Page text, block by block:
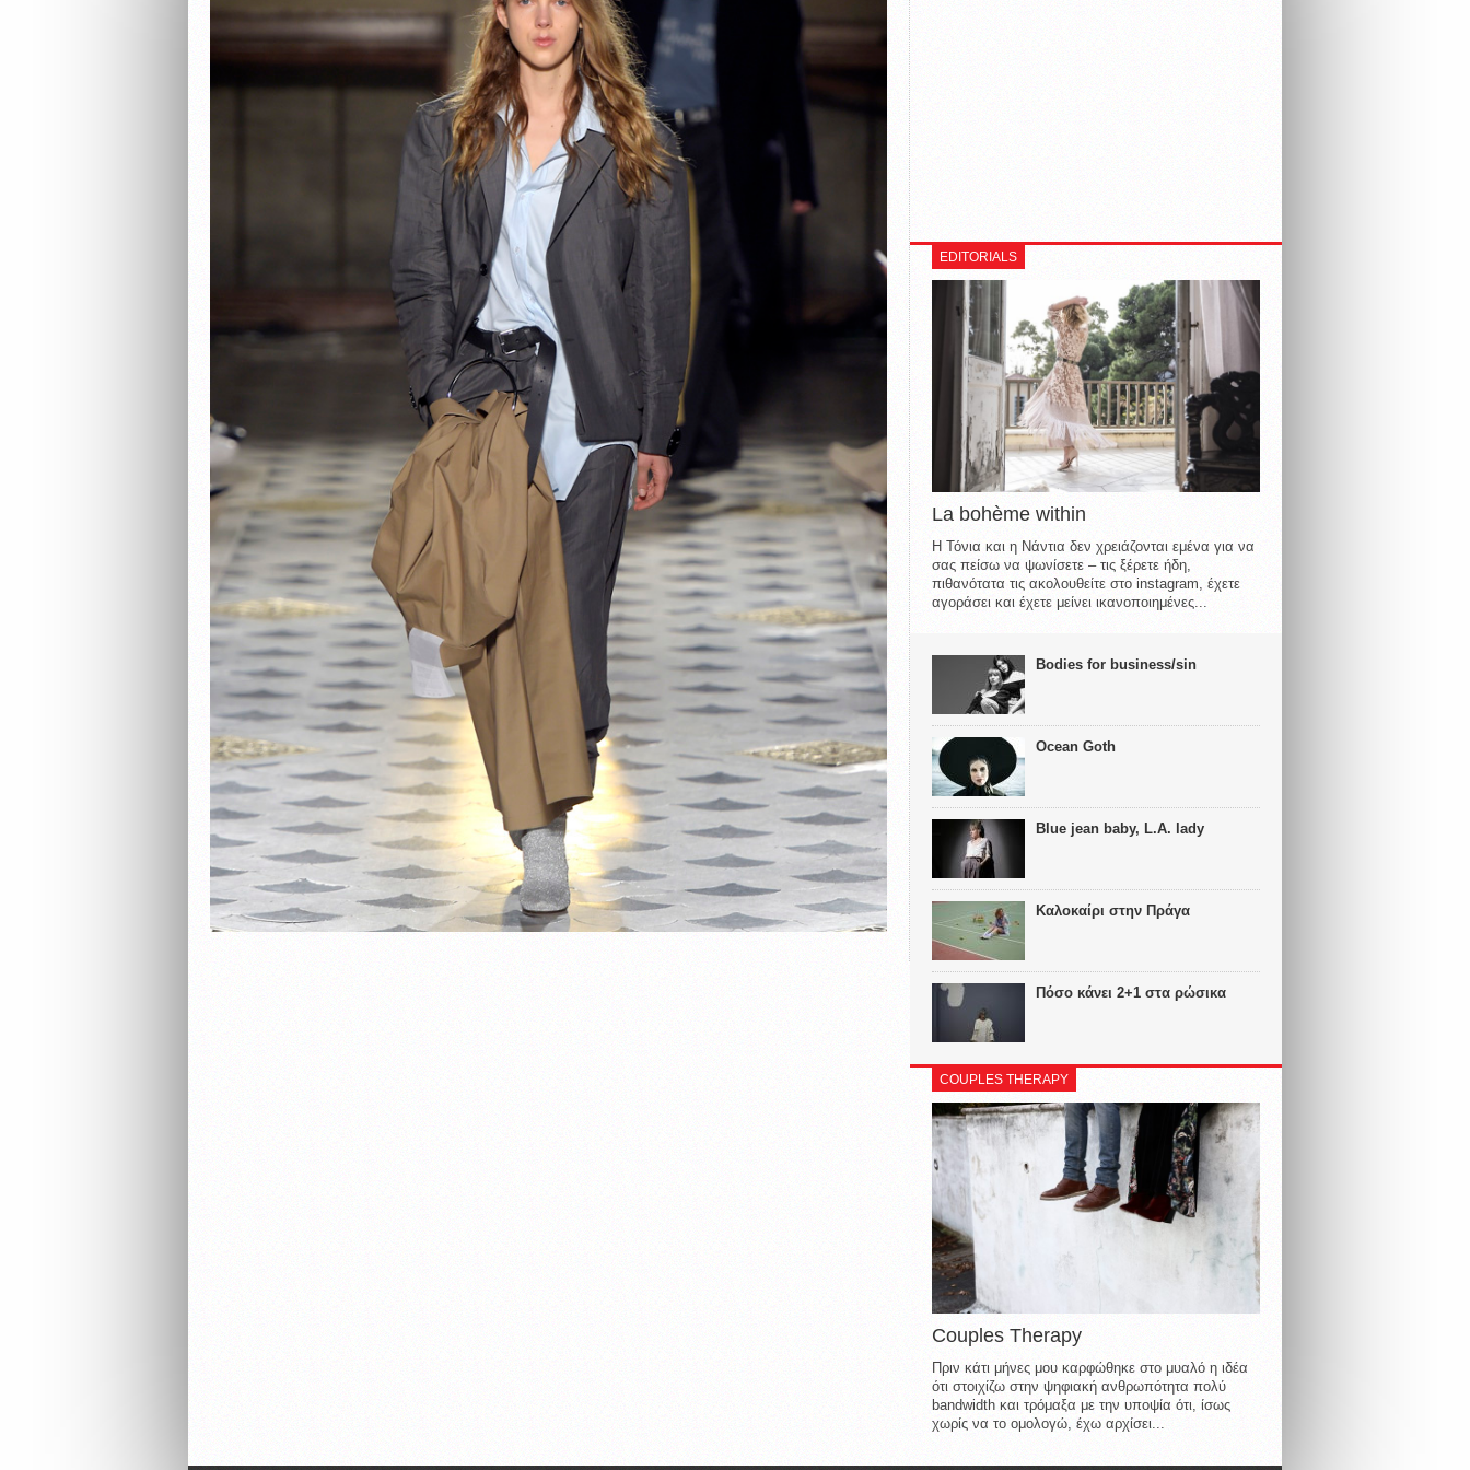
EDITORIALS
La bohème within
Η Τόνια και η Νάντια δεν χρειάζονται εμένα για να
σας πείσω να ψωνίσετε – τις ξέρετε ήδη,
πιθανότατα τις ακολουθείτε στο instagram, έχετε
αγοράσει και έχετε μείνει ικανοποιημένες...
Bodies for business/sin
Ocean Goth
Blue jean baby, L.A. lady
Καλοκαίρι στην Πράγα
Πόσο κάνει 2+1 στα ρώσικα
COUPLES THERAPY
Couples Therapy
Πριν κάτι μήνες μου καρφώθηκε στο μυαλό η ιδέα
ότι στοιχίζω στην ψηφιακή ανθρωπότητα πολύ
bandwidth και τρόμαξα με την υποψία ότι, ίσως
χωρίς να το ομολογώ, έχω αρχίσει...